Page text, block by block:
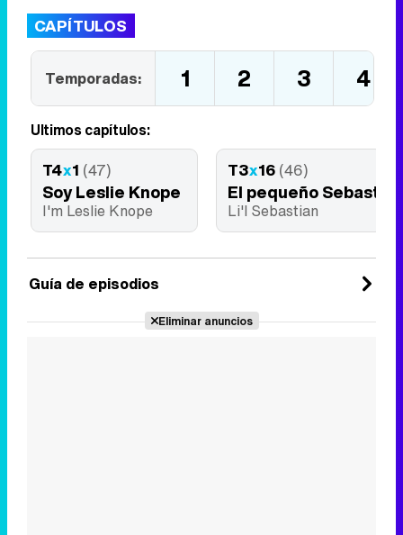
CAPÍTULOS
Temporadas: 1 2 3 4
Últimos capítulos:
T4x1 (47)
Soy Leslie Knope
I'm Leslie Knope
T3x16 (46)
El pequeño Sebastián
Li'l Sebastian
Guía de episodios
Eliminar anuncios